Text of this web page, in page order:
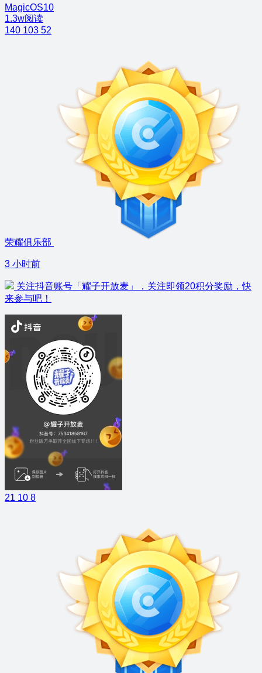
MagicOS10
1.3w阅读
140 103 52
荣耀俱乐部
3 小时前
关注抖音账号「耀子开放麦」，关注即领20积分奖励，快
来参与吧！
21 10 8